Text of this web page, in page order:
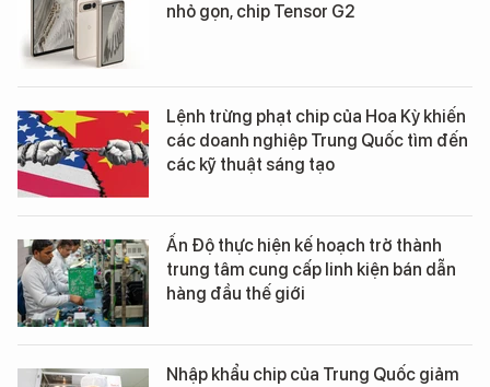
nhỏ gọn, chip Tensor G2
Lệnh trừng phạt chip của Hoa Kỳ khiến
các doanh nghiệp Trung Quốc tìm đến
các kỹ thuật sáng tạo
Ấn Độ thực hiện kế hoạch trở thành
trung tâm cung cấp linh kiện bán dẫn
hàng đầu thế giới
Nhập khẩu chip của Trung Quốc giảm